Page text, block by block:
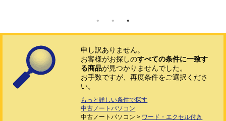
申し訳ありません。
お客様がお探しのすべての条件に一致す
る商品が見つかりませんでした。
お手数ですが、再度条件をご選択くださ
い。
もっと詳しい条件で探す
中古ノートパソコン
中古ノートパソコン > ワード・エクセル付き